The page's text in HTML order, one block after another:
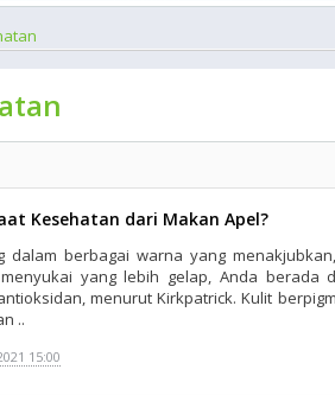
Kesehatan dari Makan Apel?
dalam berbagai warna yang
yang lebih gelap, Anda berada
menurut Kirkpatrick. Kulit
..
15:00